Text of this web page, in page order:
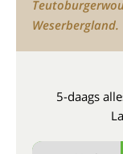
Weserbergland.
5-daags